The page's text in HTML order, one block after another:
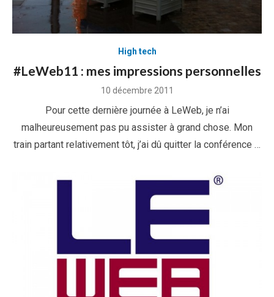
High tech
#LeWeb11 : mes impressions personnelles
Posted
10 décembre 2011
Pour cette dernière journée à LeWeb, je n’ai
malheureusement pas pu assister à grand chose. Mon
train partant relativement tôt, j’ai dû quitter la conférence …